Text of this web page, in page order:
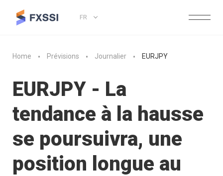
FR
Home Prévisions Journalier EURJPY
EURJPY - La
tendance à la hausse
se poursuivra, une
position longue au